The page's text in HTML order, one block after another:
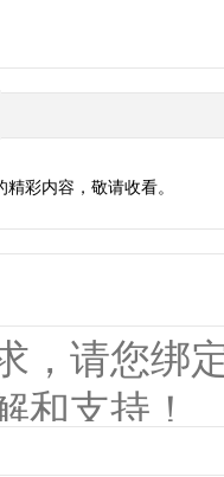
彩内容，敬请收看。